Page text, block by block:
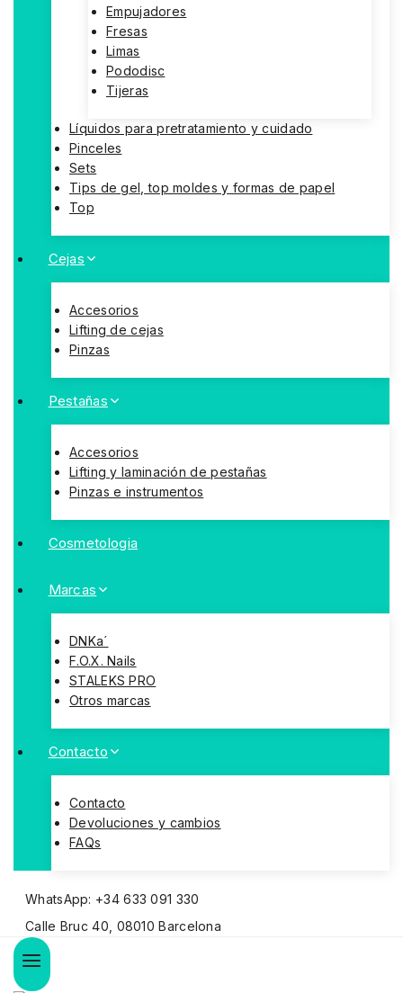
Empujadores
Fresas
Limas
Pododisc
Tijeras
Líquidos para pretratamiento y cuidado
Pinceles
Sets
Tips de gel, top moldes y formas de papel
Top
Cejas
Accesorios
Lifting de cejas
Pinzas
Pestañas
Accesorios
Lifting y laminación de pestañas
Pinzas e instrumentos
Cosmetologia
Marcas
DNKa´
F.O.X. Nails
STALEKS PRO
Otros marcas
Contacto
Contacto
Devoluciones y cambios
FAQs
WhatsApp: +34 633 091 330
Calle Bruc 40, 08010 Barcelona